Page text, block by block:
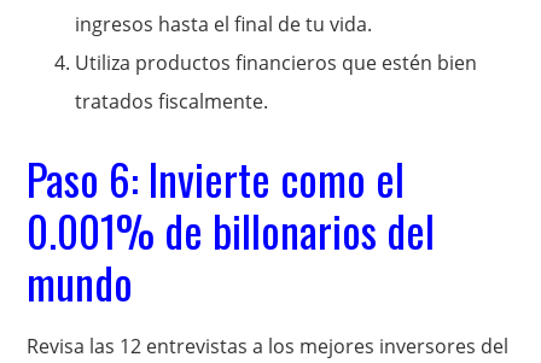
ingresos hasta el final de tu vida.
Utiliza productos financieros que estén bien
tratados fiscalmente.
Paso 6: Invierte como el
0.001% de billonarios del
mundo
Revisa las 12 entrevistas a los mejores inversores del